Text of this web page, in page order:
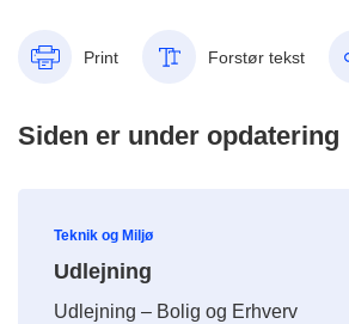
Print Forstør tekst
Siden er under opdatering
Teknik og Miljø
Udlejning
Udlejning – Bolig og Erhverv